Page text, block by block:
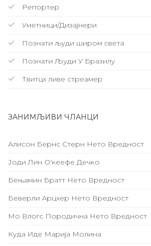
Репортер
Уметници/Дизајнери
Познати људи широм света
Познати Људи У Бразилу
Твитцх ливе стреамер
ЗАНИМЉИВИ ЧЛАНЦИ
Алисон Бернс Стерн Нето Вредност
Јоди Лин О'кеефе Дечко
Бењамин Братт Нето Вредност
Беверли Арцхер Нето Вредност
Мо Влогс Породична Нето Вредност
Куда Иде Марија Молина